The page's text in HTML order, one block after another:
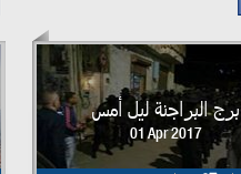
برج البراجنة ليل أمس
01 Apr 2017